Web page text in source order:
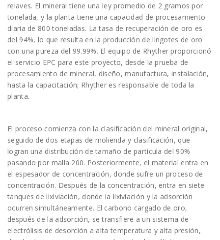
relaves. El mineral tiene una ley promedio de 2 gramos por
tonelada, y la planta tiene una capacidad de procesamiento
diaria de 800 toneladas. La tasa de recuperación de oro es
del 94%, lo que resulta en la producción de lingotes de oro
con una pureza del 99.99%. El equipo de Rhyther proporcionó
el servicio EPC para este proyecto, desde la prueba de
procesamiento de mineral, diseño, manufactura, instalación,
hasta la capacitación; Rhyther es responsable de toda la
planta.
El proceso comienza con la clasificación del mineral original,
seguido de dos etapas de molienda y clasificación, que
logran una distribución de tamaño de partícula del 90%
pasando por malla 200. Posteriormente, el material entra en
el espesador de concentración, donde sufre un proceso de
concentración. Después de la concentración, entra en siete
tanques de lixiviación, donde la lixiviación y la adsorción
ocurren simultáneamente. El carbono cargado de oro,
después de la adsorción, se transfiere a un sistema de
electrólisis de desorción a alta temperatura y alta presión,